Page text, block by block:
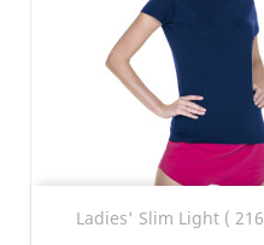
Ladies' Slim Light (